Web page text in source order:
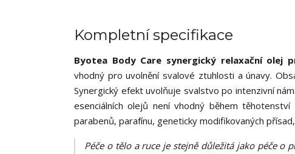
Kompletní specifikace
Byotea Body Care synergický relaxační olej
vhodný pro uvolnění svalové ztuhlosti a únavy.
Synergický efekt uvolňuje svalstvo po intenzivní
esenciálních olejů není vhodný během
parabenů, parafínu, geneticky modifikovaných
Péče o tělo a ruce je stejně důležitá jako péče o